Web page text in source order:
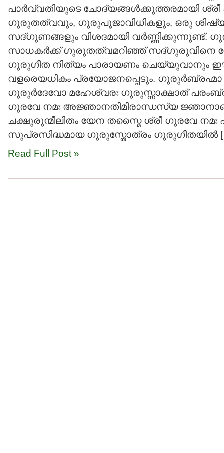
പാര്‍വ്വതിയുടെ ചോദ്യങ്ങള്‍ക്കുത്തരമായി
ഗുരുതത്വവും, ഗുരുപൂജാവിധികളും, ഒരു
സദ്ഗുണങ്ങളും വിശദമായി വര്‍ണ്ണിക്കുന്നുണ്ട്.
സാധകര്‍ക്ക് ഗുരുതത്വമറിഞ്ഞ് സദ്ഗുരുവിനെ
ഗുരുഗീത നിത്യം പാരായണം ചെയ്യുവാനും
വളരെയധികം പ്രയോജനപ്പെടും. ഗുരുര്‍ബ്രഹ്മാ
ഗുരുര്‍ദേവോ മഹേശ്വരഃ ഗുരുസ്സാക്ഷാത്
ഗുരവേ നമഃ അജ്ഞാനതിമിരാന്ധസ്യ
ചക്ഷുരുന്മീലിതം യേന തസ്മൈ ശ്രീ ഗുരവേ നമഃ
സുപ്രസിദ്ധമായ ഗുരുസ്തോത്രം ഗുരുഗീതയില്‍
Read Full Post »